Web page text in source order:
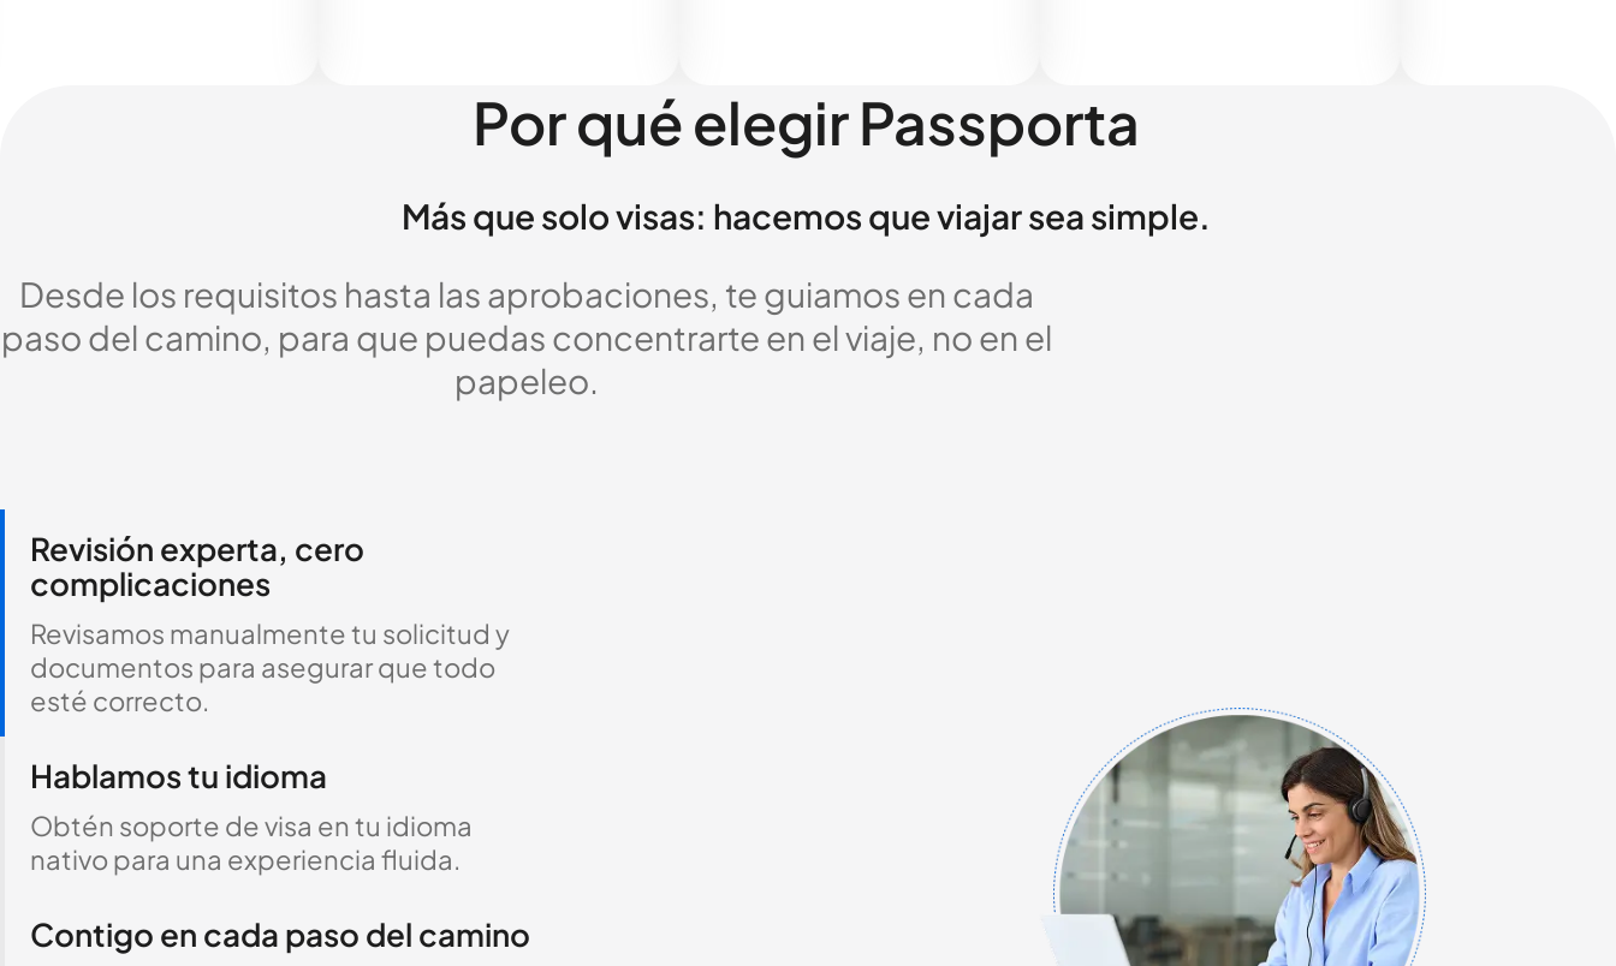
Por qué elegir Passporta
Más que solo visas: hacemos que viajar sea simple.
Desde los requisitos hasta las aprobaciones, te guiamos en cada
paso del camino, para que puedas concentrarte en el viaje, no en el
papeleo.
Revisión experta, cero
complicaciones
Revisamos manualmente tu solicitud y
documentos para asegurar que todo
esté correcto.
Hablamos tu idioma
Obtén soporte de visa en tu idioma
nativo para una experiencia fluida.
Contigo en cada paso del camino